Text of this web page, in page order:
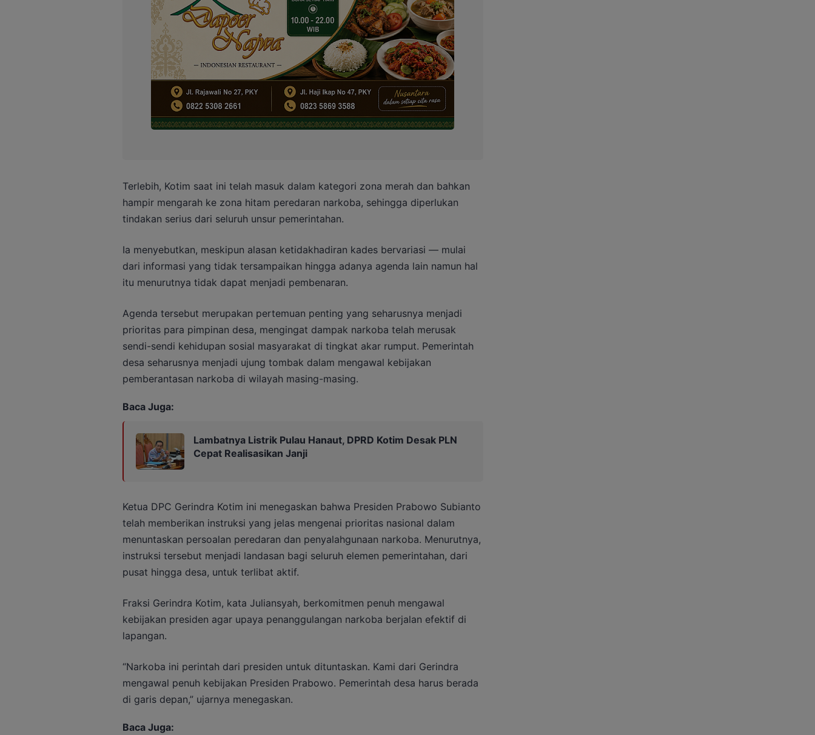
Terlebih, Kotim saat ini telah masuk dalam kategori zona merah dan bahkan
hampir mengarah ke zona hitam peredaran narkoba, sehingga diperlukan
tindakan serius dari seluruh unsur pemerintahan.
Ia menyebutkan, meskipun alasan ketidakhadiran kades bervariasi — mulai
dari informasi yang tidak tersampaikan hingga adanya agenda lain namun hal
itu menurutnya tidak dapat menjadi pembenaran.
Agenda tersebut merupakan pertemuan penting yang seharusnya menjadi
prioritas para pimpinan desa, mengingat dampak narkoba telah merusak
sendi-sendi kehidupan sosial masyarakat di tingkat akar rumput. Pemerintah
desa seharusnya menjadi ujung tombak dalam mengawal kebijakan
pemberantasan narkoba di wilayah masing-masing.
Baca Juga:
Lambatnya Listrik Pulau Hanaut, DPRD Kotim Desak PLN
Cepat Realisasikan Janji
Ketua DPC Gerindra Kotim ini menegaskan bahwa Presiden Prabowo Subianto
telah memberikan instruksi yang jelas mengenai prioritas nasional dalam
menuntaskan persoalan peredaran dan penyalahgunaan narkoba. Menurutnya,
instruksi tersebut menjadi landasan bagi seluruh elemen pemerintahan, dari
pusat hingga desa, untuk terlibat aktif.
Fraksi Gerindra Kotim, kata Juliansyah, berkomitmen penuh mengawal
kebijakan presiden agar upaya penanggulangan narkoba berjalan efektif di
lapangan.
“Narkoba ini perintah dari presiden untuk dituntaskan. Kami dari Gerindra
mengawal penuh kebijakan Presiden Prabowo. Pemerintah desa harus berada
di garis depan,” ujarnya menegaskan.
Baca Juga: